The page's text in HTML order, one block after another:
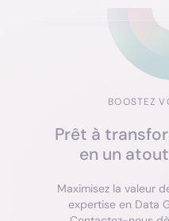
BOOSTEZ
Prêt à
en un
Maximisez la valeur
expertise en Data